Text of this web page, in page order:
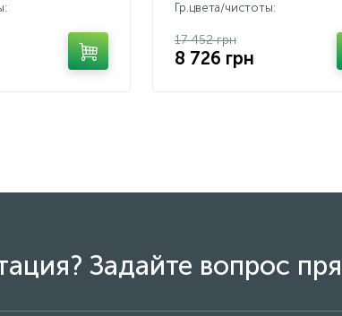
Гр.цвета/чистоты:
17 452 грн
8 726 грн
Задайте вопрос